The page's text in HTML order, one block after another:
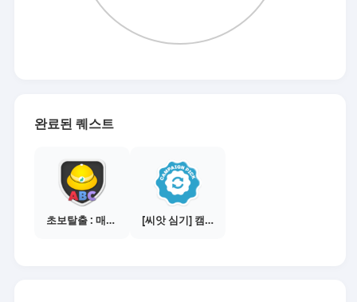
완료된 퀘스트
초보탈출 : 매체별 활동 가이드보기 [씨앗 심기] 캠페인 전환하기